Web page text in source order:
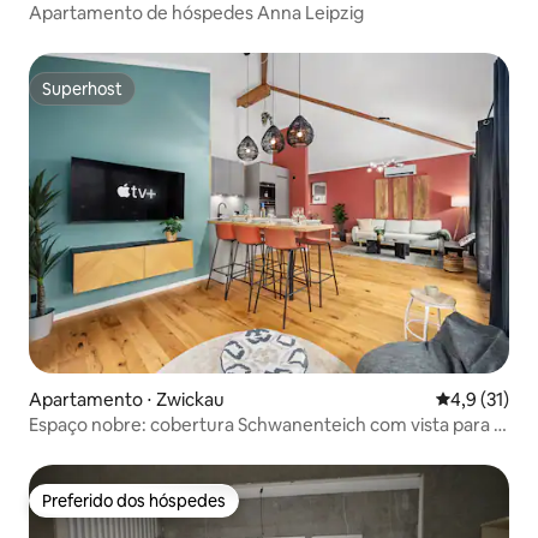
Apartamento de hóspedes Anna Leipzig
Superhost
Superhost
Apartamento ⋅ Zwickau 4,9 de uma
4,9 (31)
Espaço nobre: cobertura Schwanenteich com vista para o
Preferido dos hóspedes
Preferido dos hóspedes